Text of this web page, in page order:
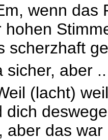
wenn das
hohen
scherzhaft
sicher, aber ..
(lacht)
dich
aber das